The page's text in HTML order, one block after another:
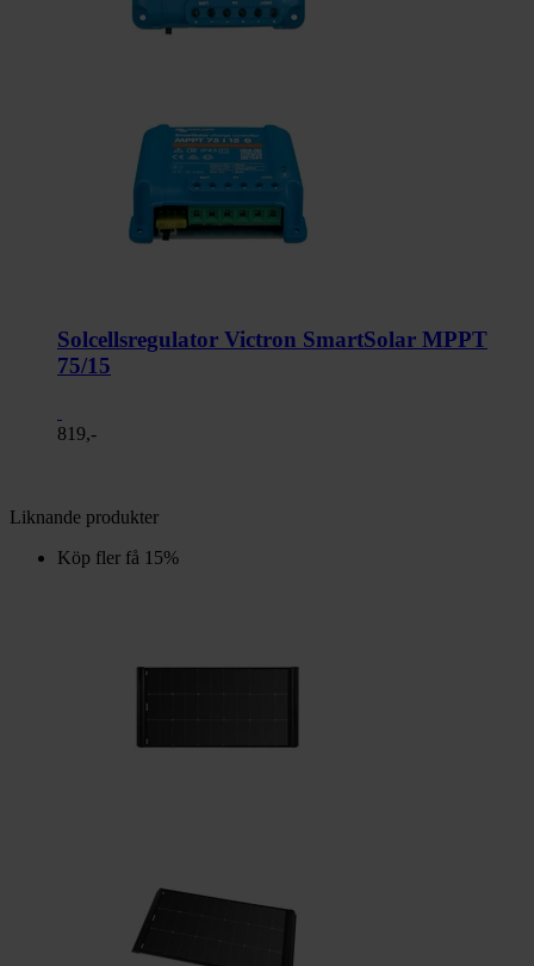
Solcellsregulator Victron SmartSolar MPPT
75/15
819,-
Liknande produkter
Köp fler få 15%